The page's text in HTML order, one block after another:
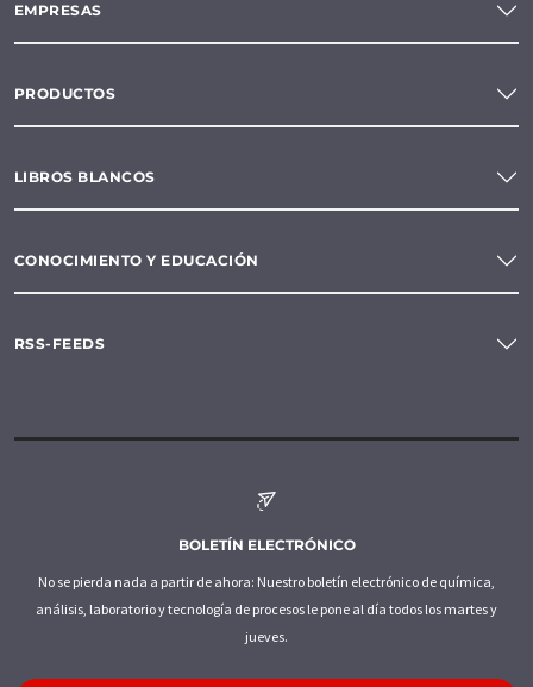
EMPRESAS
PRODUCTOS
LIBROS BLANCOS
CONOCIMIENTO Y EDUCACIÓN
RSS-FEEDS
BOLETÍN ELECTRÓNICO
No se pierda nada a partir de ahora: Nuestro boletín electrónico de química,
análisis, laboratorio y tecnología de procesos le pone al día todos los martes y
jueves.